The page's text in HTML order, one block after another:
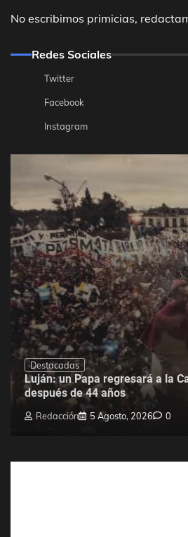
No escribimos primicias,
Redes Sociales
Twitter
Facebook
Instagram
Destacadas
Luján: un Papa regresará a la
después de 44 años
Redacción 5 Agosto, 2026 0